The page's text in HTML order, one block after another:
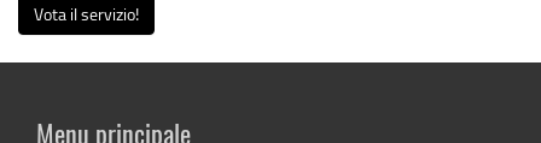
Vota il servizio!
Menu principale